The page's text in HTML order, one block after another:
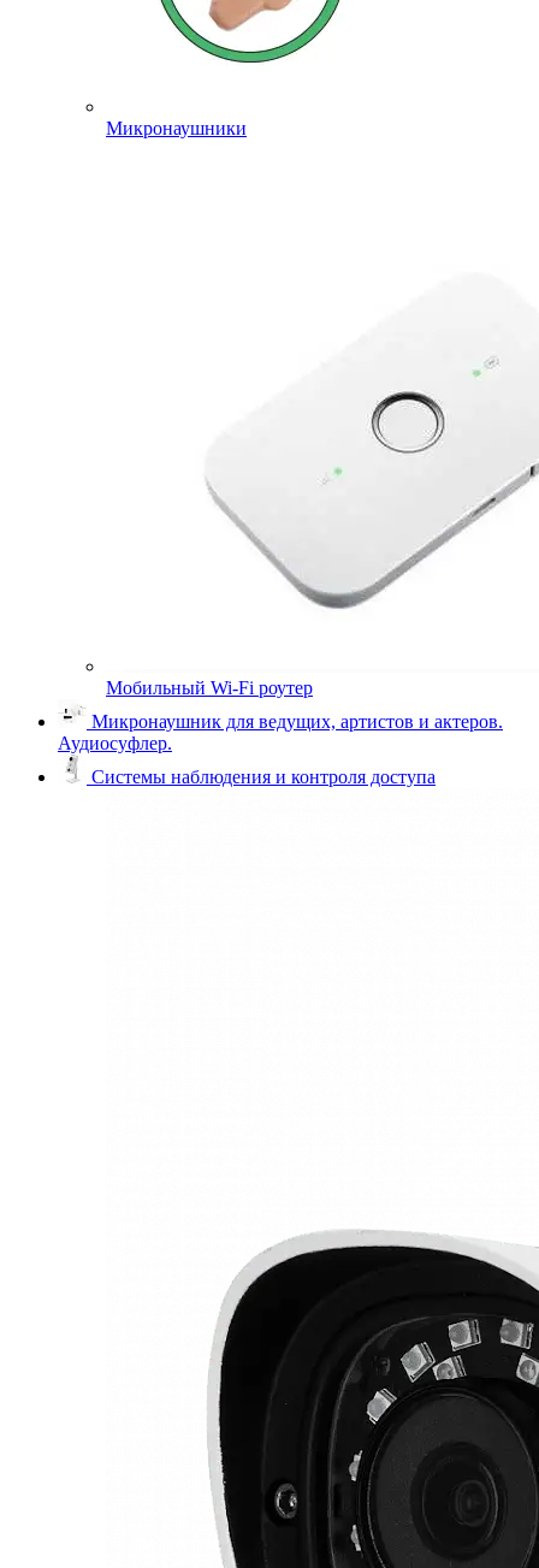
Микронаушники
Мобильный Wi-Fi роутер
Микронаушник для ведущих, артистов и актеров.
Аудиосуфлер.
Системы наблюдения и контроля доступа